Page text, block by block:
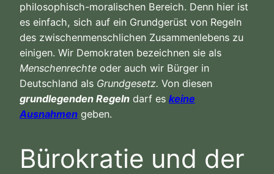
philosophisch-moralischen Bereich. Denn hier ist
es einfach, sich auf ein Grundgerüst von Regeln
des zwischenmenschlichen Zusammenlebens zu
einigen. Wir Demokraten bezeichnen sie als
Menschenrechte oder auch wir Bürger in
Deutschland als Grundgesetz. Von diesen
grundlegenden Regeln darf es keine
Ausnahmen geben.
Bürokratie und der